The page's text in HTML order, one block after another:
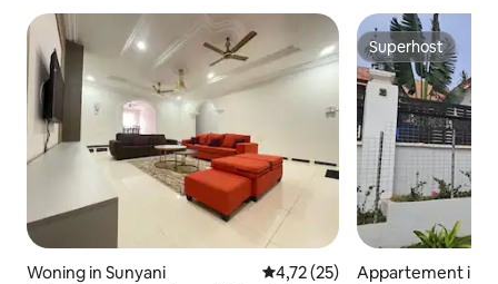
Woning in Sunyani Gemiddelde beoordeling van
4,72 (25)
Superhost
Superhost
Appartement in